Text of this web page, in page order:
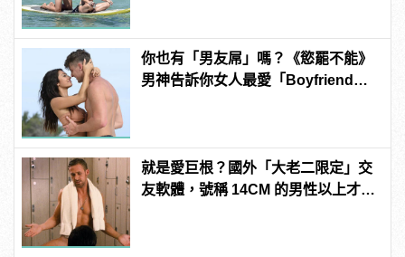
你也有「男友屌」嗎？《慾罷不能》
男神告訴你女人最愛「Boyfriend
就是愛巨根？國外「大老二限定」交
友軟體，號稱 14CM 的男性以上才給